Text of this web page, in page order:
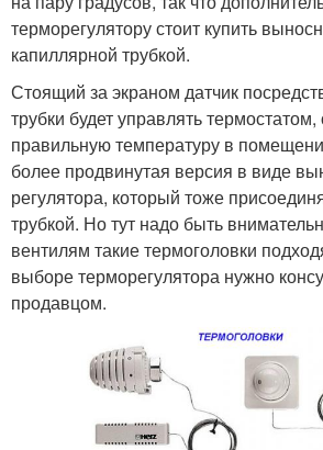
терморегулятору стоит купить
капиллярной трубкой.
Стоящий за экраном датчик
трубки будет управлять
правильную температуру в
более продвинутая версия в виде
регулятора, который тоже
трубкой. Но тут надо быть
вентилям такие термоголовки
выборе терморегулятора нужно
продавцом.